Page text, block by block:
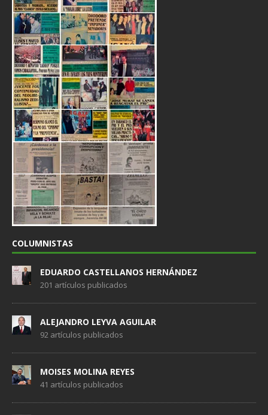
COLUMNISTAS
EDUARDO CASTELLANOS HERNÁNDEZ
201 artículos publicados
ALEJANDRO LEYVA AGUILAR
92 artículos publicados
MOISES MOLINA REYES
41 artículos publicados